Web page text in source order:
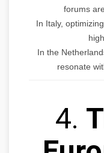
forums
In Italy,
In the
resonate
4.